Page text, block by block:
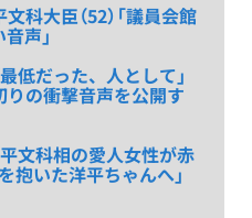
科大臣（52）「議員会館
声」
低だった、人として」
りの衝撃音声を公開す
平文科相の愛人女性が赤
抱いた洋平ちゃんへ」